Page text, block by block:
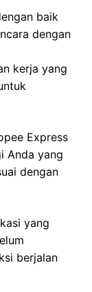
baik
dengan
kerja yang
Express
Anda yang
dengan
yang
berjalan